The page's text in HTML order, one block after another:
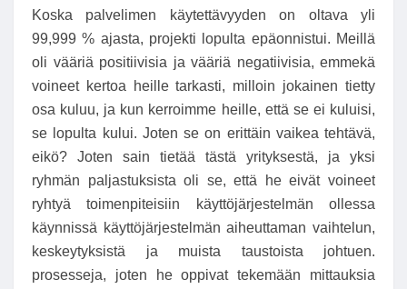
Koska palvelimen käytettävyyden on oltava yli
99,999 % ajasta, projekti lopulta epäonnistui. Meillä
oli vääriä positiivisia ja vääriä negatiivisia, emmekä
voineet kertoa heille tarkasti, milloin jokainen tietty
osa kuluu, ja kun kerroimme heille, että se ei kuluisi,
se lopulta kului. Joten se on erittäin vaikea tehtävä,
eikö? Joten sain tietää tästä yrityksestä, ja yksi
ryhmän paljastuksista oli se, että he eivät voineet
ryhtyä toimenpiteisiin käyttöjärjestelmän ollessa
käynnissä käyttöjärjestelmän aiheuttaman vaihtelun,
keskeytyksistä ja muista taustoista johtuen.
prosesseja, joten he oppivat tekemään mittauksia